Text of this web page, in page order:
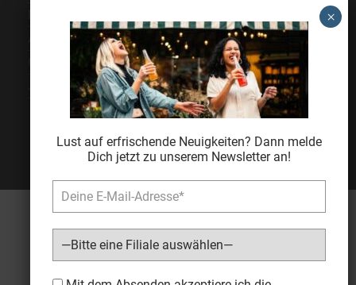
Lust auf erfrischende Neuigkeiten? Dann melde
Dich jetzt zu unserem Newsletter an!
Cookie Einstellungen
Jugendschutz